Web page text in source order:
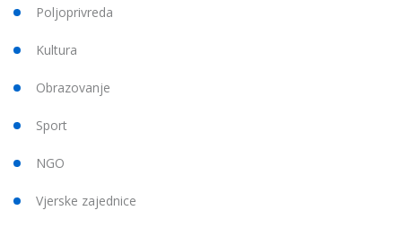
Poljoprivreda
Kultura
Obrazovanje
Sport
NGO
Vjerske zajednice